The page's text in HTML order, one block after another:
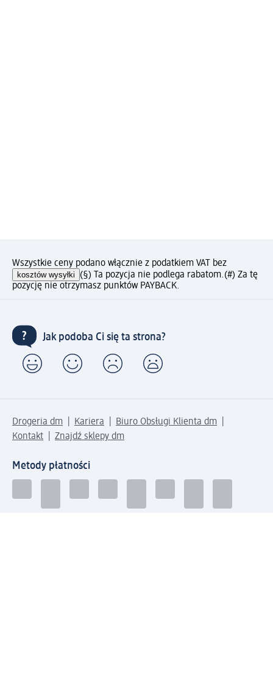
Wszystkie ceny podano włącznie z podatkiem VAT bez
kosztów wysyłki (§) Ta pozycja nie podlega rabatom.(#) Za tę
pozycję nie otrzymasz punktów PAYBACK.
Jak podoba Ci się ta strona?
Drogeria dm Kariera
Biuro Obsługi Klienta dm
Kontakt
Znajdź sklepy dm
Metody płatności